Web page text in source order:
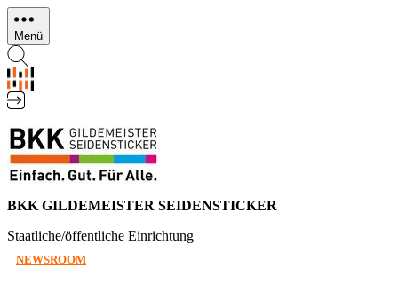
Direkt
zum
Inhalt
Menü
BKK GILDEMEISTER SEIDENSTICKER
Staatliche/öffentliche Einrichtung
NEWSROOM